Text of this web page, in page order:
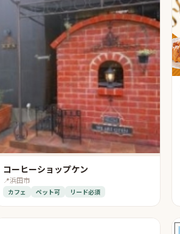
コーヒーショップケン
📍浜田市
カフェ ペット可 リード必須